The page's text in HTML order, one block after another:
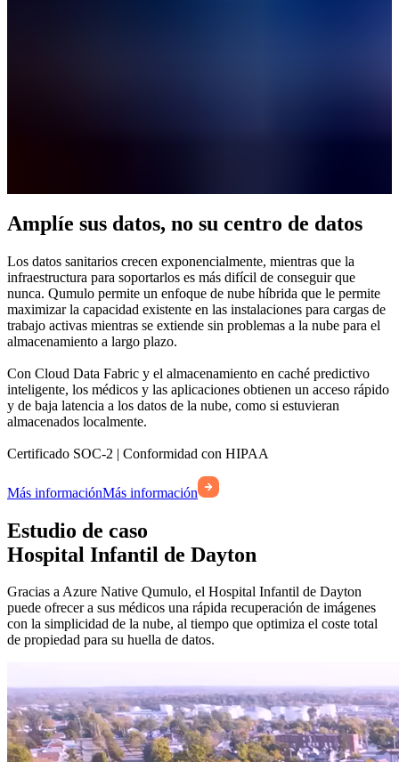
Amplíe sus datos, no su centro de datos
Los datos sanitarios crecen exponencialmente, mientras que la
infraestructura para soportarlos es más difícil de conseguir que
nunca. Qumulo permite un enfoque de nube híbrida que le permite
maximizar la capacidad existente en las instalaciones para cargas de
trabajo activas mientras se extiende sin problemas a la nube para el
almacenamiento a largo plazo.
Con Cloud Data Fabric y el almacenamiento en caché predictivo
inteligente, los médicos y las aplicaciones obtienen un acceso rápido
y de baja latencia a los datos de la nube, como si estuvieran
almacenados localmente.
Certificado SOC-2 | Conformidad con HIPAA
Más informaciónMás información
Estudio de caso
Hospital Infantil de Dayton
Gracias a Azure Native Qumulo, el Hospital Infantil de Dayton
puede ofrecer a sus médicos una rápida recuperación de imágenes
con la simplicidad de la nube, al tiempo que optimiza el coste total
de propiedad para su huella de datos.